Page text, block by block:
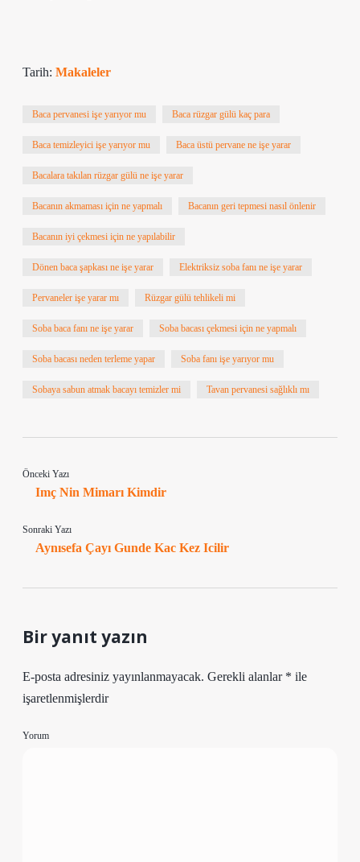
Tarih: Makaleler
Baca pervanesi işe yarıyor mu Baca rüzgar gülü kaç para
Baca temizleyici işe yarıyor mu Baca üstü pervane ne işe yarar
Bacalara takılan rüzgar gülü ne işe yarar
Bacanın akmaması için ne yapmalı Bacanın geri tepmesi nasıl önlenir
Bacanın iyi çekmesi için ne yapılabilir
Dönen baca şapkası ne işe yarar Elektriksiz soba fanı ne işe yarar
Pervaneler işe yarar mı Rüzgar gülü tehlikeli mi
Soba baca fanı ne işe yarar Soba bacası çekmesi için ne yapmalı
Soba bacası neden terleme yapar Soba fanı işe yarıyor mu
Sobaya sabun atmak bacayı temizler mi Tavan pervanesi sağlıklı mı
Önceki Yazı
Imç Nin Mimarı Kimdir
Sonraki Yazı
Aynısefa Çayı Gunde Kac Kez Icilir
Bir yanıt yazın
E-posta adresiniz yayınlanmayacak. Gerekli alanlar * ile
işaretlenmişlerdir
Yorum